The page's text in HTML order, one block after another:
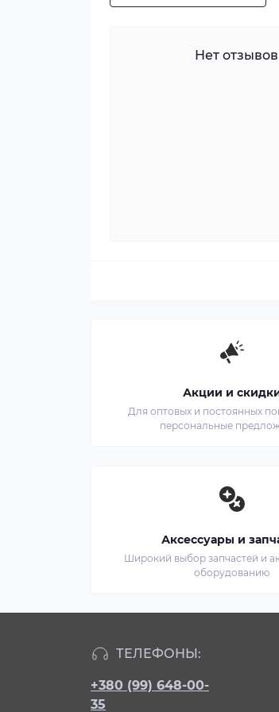
Нет
Акции и
Для оптовых и постоянных
персональные
Аксессуары и
Широкий выбор запчастей и
оборудованию
ТЕЛЕФОНЫ:
+380 (99) 648-00-
35